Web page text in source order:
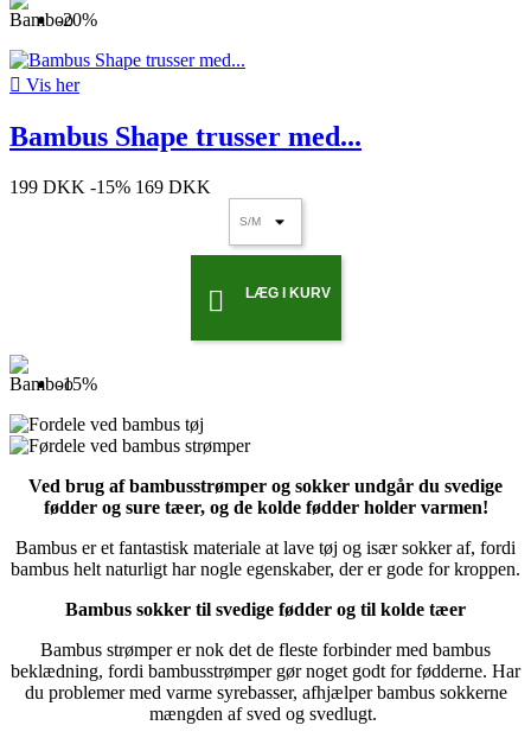
-20%
 Vis her
Bambus Shape trusser med...
199 DKK -15% 169 DKK
 LÆG I KURV
-15%
Ved brug af bambusstrømper og sokker undgår du svedige
fødder og sure tæer, og de kolde fødder holder varmen!
Bambus er et fantastisk materiale at lave tøj og især sokker af, fordi
bambus helt naturligt har nogle egenskaber, der er gode for kroppen.
Bambus sokker til svedige fødder og til kolde tæer
Bambus strømper er nok det de fleste forbinder med bambus
beklædning, fordi bambusstrømper gør noget godt for fødderne. Har
du problemer med varme syrebasser, afhjælper bambus sokkerne
mængden af sved og svedlugt.